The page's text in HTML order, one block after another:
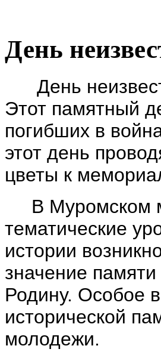
День
День
Этот памятный
погибших в
этот день
цветы к
В Муромском
тематические
истории
значение
Родину. Особое
исторической
молодежи.